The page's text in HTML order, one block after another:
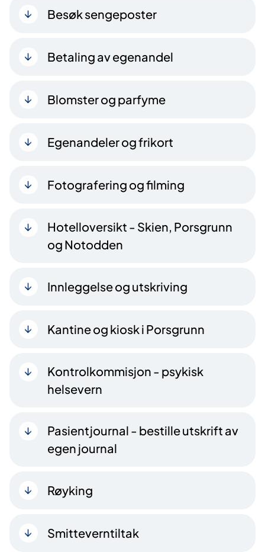
Besøk sengeposter
Betaling av egenandel
Blomster og parfyme
Egenandeler og frikort
Fotografering og filming
Hotelloversikt - Skien, Porsgrunn
og Notodden
Innleggelse og utskriving
Kantine og kiosk i Porsgrunn
Kontrolkommisjon - psykisk
helsevern
Pasientjournal - bestille utskrift av
egen journal
Røyking
Smitteverntiltak